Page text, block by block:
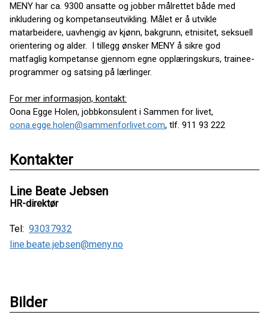
MENY har ca. 9300 ansatte og jobber målrettet både med
inkludering og kompetanseutvikling. Målet er å utvikle
matarbeidere, uavhengig av kjønn, bakgrunn, etnisitet, seksuell
orientering og alder. I tillegg ønsker MENY å sikre god
matfaglig kompetanse gjennom egne opplæringskurs, trainee-
programmer og satsing på lærlinger.
For mer informasjon, kontakt:
Oona Egge Holen, jobbkonsulent i Sammen for livet,
oona.egge.holen@sammenforlivet.com, tlf. 911 93 222
Kontakter
Line Beate Jebsen
HR-direktør
Tel: 93037932
line.beate.jebsen@meny.no
Bilder